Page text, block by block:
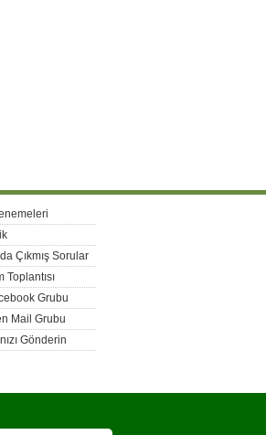
Çıkmış Sorular
Toplantısı
Grubu
Mail Grubu
Gönderin